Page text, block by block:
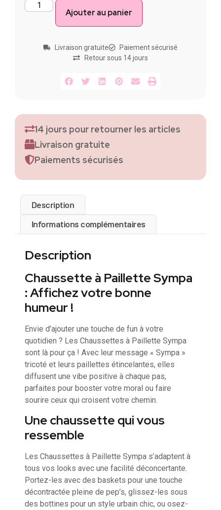
Ajouter au panier
Livraison gratuite
Paiement sécurisé
Retour sous 14 jours
14 jours pour retourner les articles
Livraison gratuite
Paiements sécurisés
Description
Informations complémentaires
Description
Chaussette à Paillette Sympa
: Affichez votre bonne
humeur !
Envie d’ajouter une touche de fun à votre
quotidien ? Les Chaussettes à Paillette Sympa
sont là pour ça ! Avec leur message « Sympa »
tricoté et leurs paillettes étincelantes, elles
diffusent une vibe positive à chaque pas,
parfaites pour booster votre moral ou faire
sourire ceux qui croisent votre chemin.
Une chaussette qui vous
ressemble
Les Chaussettes à Paillette Sympa s’adaptent à
tous vos looks avec une facilité déconcertante.
Portez-les avec des baskets pour une touche
décontractée pleine de pep’s, glissez-les sous
des bottines pour un style urbain chic, ou osez-